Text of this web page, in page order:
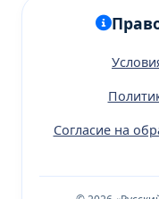
Согласие на